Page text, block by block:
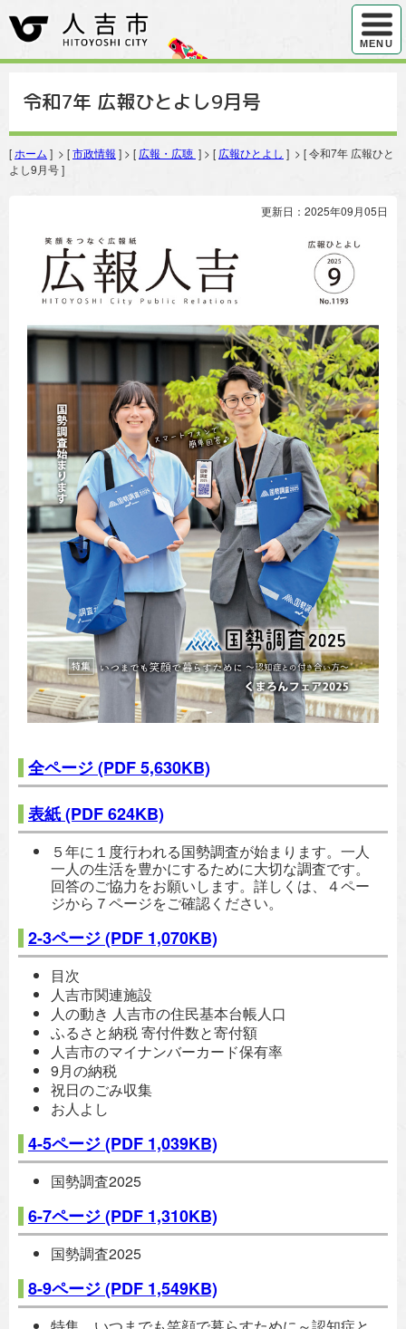
ハンバ
MENU
令和7年 広報ひとよし9月号
[ ホーム ] > [市政情報 ] > [ 広報・広聴 ] > [ 広報ひとよし ] > [ 令和7年 広報ひと
よし9月号 ]
更新日：2025年09月05日
全ページ(PDF 5,630KB)
表紙(PDF 624KB)
５年に１度行われる国勢調査が始まります。一人
一人の生活を豊かにするために大切な調査です。
回答のご協力をお願いします。詳しくは、４ペー
ジから７ページをご確認ください。
2-3ページ(PDF 1,070KB)
目次
人吉市関連施設
人の動き 人吉市の住民基本台帳人口
ふるさと納税 寄付件数と寄付額
人吉市のマイナンバーカード保有率
9月の納税
祝日のごみ収集
お人よし
4-5ページ(PDF 1,039KB)
国勢調査2025
6-7ページ(PDF 1,310KB)
国勢調査2025
8-9ページ(PDF 1,549KB)